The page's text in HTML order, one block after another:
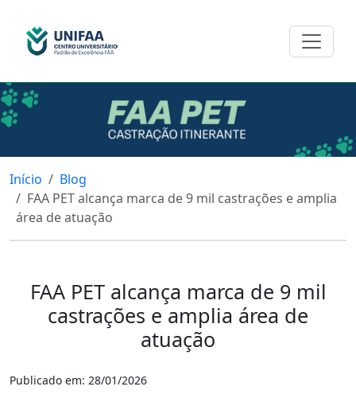
Início
Blog
FAA PET alcança marca de 9 mil castrações e amplia
área de atuação
FAA PET alcança marca de 9 mil
castrações e amplia área de
atuação
Publicado em: 28/01/2026